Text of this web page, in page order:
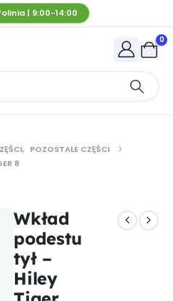
| 9:00-14:00
0
, POZOSTAŁE CZĘŚCI
8
Wkład
podestu
tył –
Hiley